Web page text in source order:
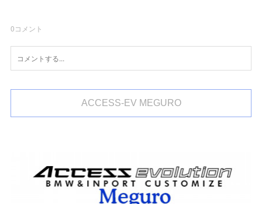
0コメント
ACCESS-EV MEGURO